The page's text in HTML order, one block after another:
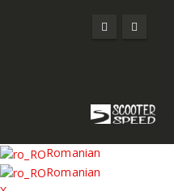
Romanian
Romanian